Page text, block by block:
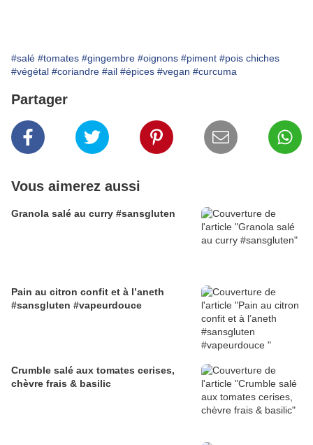
#salé #tomates #gingembre #oignons #piment #pois chiches
#végétal #coriandre #ail #épices #vegan #curcuma
Partager
Vous aimerez aussi
Granola salé au curry #sansgluten
Pain au citron confit et à l’aneth
#sansgluten #vapeurdouce
Crumble salé aux tomates cerises,
chèvre frais & basilic